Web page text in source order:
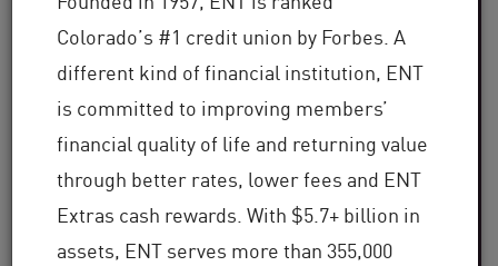
Colorado’s #1 credit union by Forbes. A
different kind of financial institution, ENT
is committed to improving members’
financial quality of life and returning value
through better rates, lower fees and ENT
Extras cash rewards. With $5.7+ billion in
assets, ENT serves more than 355,000
100,000 を超える
クライアント
30 年を超える
業界での専門知識